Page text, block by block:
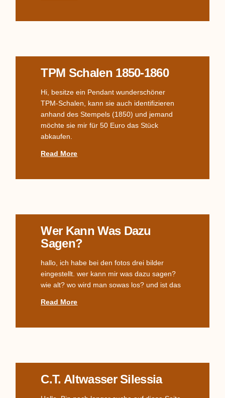
TPM Schalen 1850-1860
Hi, besitze ein Pendant wunderschöner
TPM-Schalen, kann sie auch identifizieren
anhand des Stempels (1850) und jemand
möchte sie mir für 50 Euro das Stück
abkaufen.
Read More
Wer Kann Was Dazu
Sagen?
hallo, ich habe bei den fotos drei bilder
eingestellt. wer kann mir was dazu sagen?
wie alt? wo wird man sowas los? und ist das
Read More
C.T. Altwasser Silessia